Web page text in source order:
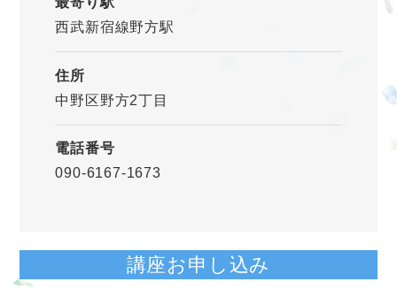
西武新宿線野方駅
住所
中野区野方2丁目
電話番号
090-6167-1673
講座お申し込み